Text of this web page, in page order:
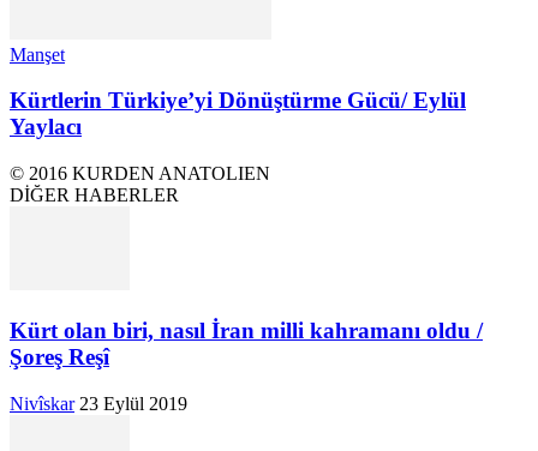
Manşet
Kürtlerin Türkiye’yi Dönüştürme Gücü/ Eylül
Yaylacı
© 2016 KURDEN ANATOLIEN
DİĞER HABERLER
Kürt olan biri, nasıl İran milli kahramanı oldu /
Şoreş Reşî
Nivîskar 23 Eylül 2019